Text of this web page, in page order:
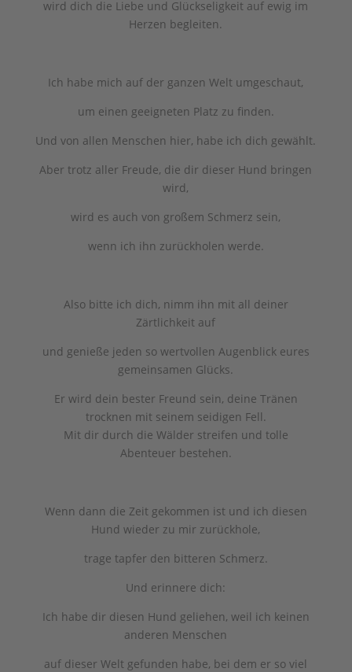
wird dich die Liebe und Glückseligkeit auf ewig im
Herzen begleiten.
Ich habe mich auf der ganzen Welt umgeschaut,
um einen geeigneten Platz zu finden.
Und von allen Menschen hier, habe ich dich gewählt.
Aber trotz aller Freude, die dir dieser Hund bringen
wird,
wird es auch von großem Schmerz sein,
wenn ich ihn zurückholen werde.
Also bitte ich dich, nimm ihn mit all deiner
Zärtlichkeit auf
und genieße jeden so wertvollen Augenblick eures
gemeinsamen Glücks.
Er wird dein bester Freund sein, deine Tränen
trocknen mit seinem seidigen Fell.
Mit dir durch die Wälder streifen und tolle
Abenteuer bestehen.
Wenn dann die Zeit gekommen ist und ich diesen
Hund wieder zu mir zurückhole,
trage tapfer den bitteren Schmerz.
Und erinnere dich:
Ich habe dir diesen Hund geliehen, weil ich keinen
anderen Menschen
auf dieser Welt gefunden habe, bei dem er so viel